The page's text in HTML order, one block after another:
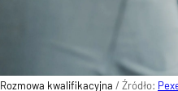
Rozmowa kwalifikacyjna / Źródło: